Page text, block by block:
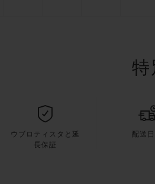
特
ウブロティスタと延
長保証
配送